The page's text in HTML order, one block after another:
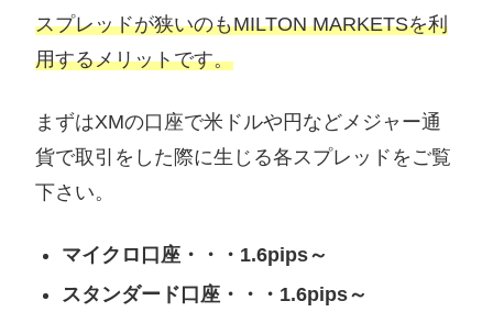
スプレッドが狭いのもMILTON MARKETSを利
用するメリットです。
まずはXMの口座で米ドルや円などメジャー通
貨で取引をした際に生じる各スプレッドをご覧
下さい。
マイクロ口座・・・1.6pips～
スタンダード口座・・・1.6pips～